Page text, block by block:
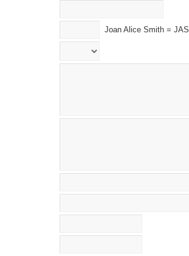
Joan Alice Smith = JAS